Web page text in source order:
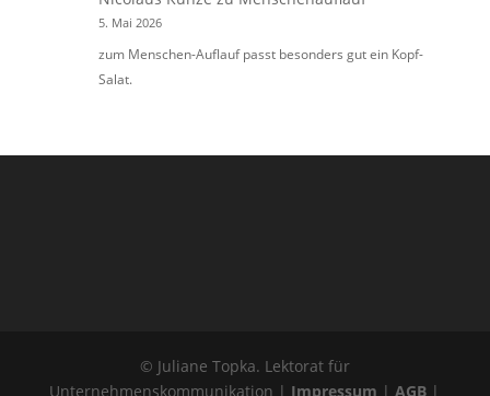
5. Mai 2026
zum Menschen-Auflauf passt besonders gut ein Kopf-
Salat.
© Juliane Topka. Lektorat für
Unternehmenskommunikation | Impressum |AGB |